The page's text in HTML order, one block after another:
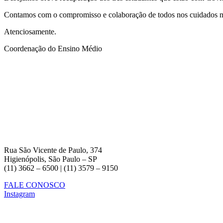
Contamos com o compromisso e colaboração de todos nos cuidados
Atenciosamente.
Coordenação do Ensino Médio
Rua São Vicente de Paulo, 374
Higienópolis, São Paulo – SP
(11) 3662 – 6500 | (11) 3579 – 9150
FALE CONOSCO
Instagram